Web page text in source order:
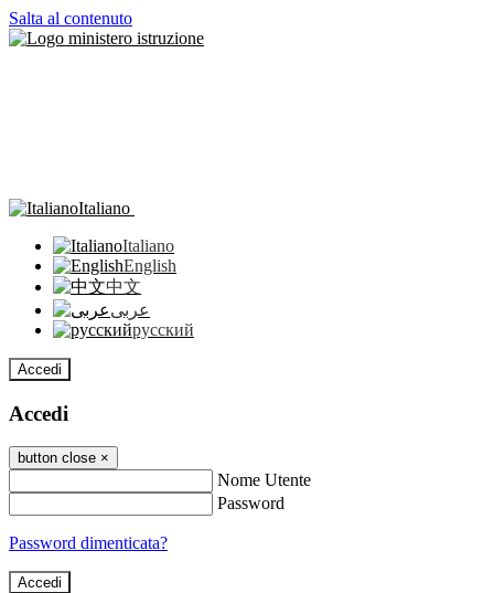
Salta al contenuto
Italiano
Italiano
English
中文
عربى
русский
Accedi
Accedi
button close ×
Nome Utente
Password
Password dimenticata?